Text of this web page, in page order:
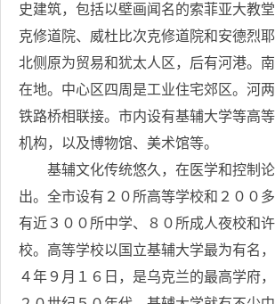
史建筑，包括以壁画闻名的索菲亚大教
克修道院、威杜比次克修道院和安德烈
北侧原为贸易和犹太人区，后有河港。
在地。中心区四周是工业住宅郊区。河
铁路桥相联接。市内设有基辅大学等高
机构，以及博物馆、美术馆等。
基辅文化传统悠久，在医学和控制论
出。全市设有２０所高等学校和２００
有近３００所中学、８０所成人夜校和
校。高等学校以国立基辅大学最为有名
４年９月１６日，是乌克兰的最高学府，